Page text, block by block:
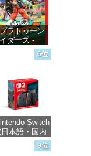
ラトゥーン
ダース -
6位
Switch
日本語・国内
9位